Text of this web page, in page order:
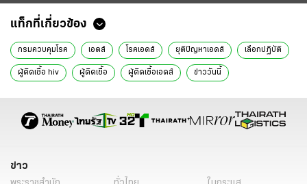
แท็กที่เกี่ยวข้อง
กรมควบคุมโรค เอดส์ โรคเอดส์ ยุติปัญหาเอดส์ เลือกปฏิบัติ
ผู้ติดเชื้อ hiv ผู้ติดเชื้อ ผู้ติดเชื้อเอดส์ ข่าววันนี้
ข่าว